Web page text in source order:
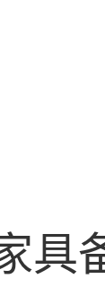
具